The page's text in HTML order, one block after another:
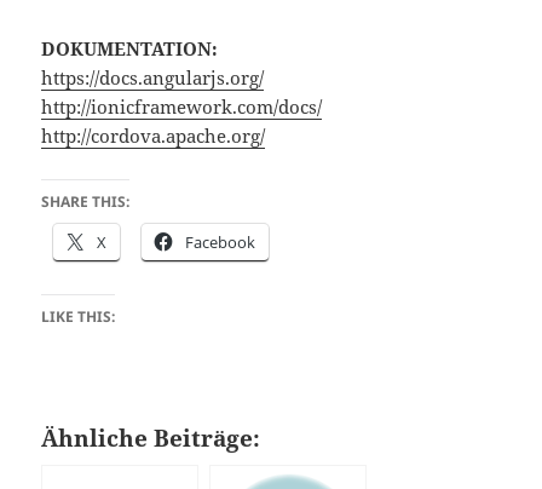
DOKUMENTATION:
https://docs.angularjs.org/
http://ionicframework.com/docs/
http://cordova.apache.org/
SHARE THIS:
X Facebook
LIKE THIS:
Ähnliche Beiträge: